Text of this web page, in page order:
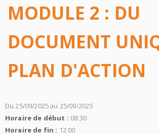
MODULE 2 : DU
DOCUMENT
PLAN D'ACTION
Du 25/09/2025 au 25/09/2025
Horaire de début : 08:30
Horaire de fin : 12:00